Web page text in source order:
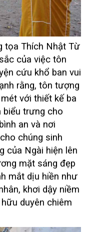
tọa Thích Nhật Từ
của việc tôn
cứu khổ ban vui
rằng, tôn tượng
với thiết kế ba
biểu trưng cho
an và nơi
chúng sinh
của Ngài hiện lên
mặt sáng đẹp
mắt dịu hiền như
khơi dậy niềm
duyên chiêm